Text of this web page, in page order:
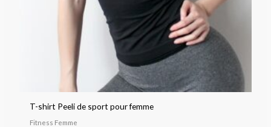
T-shirt Peeli de sport pour femme
Fitness Femme